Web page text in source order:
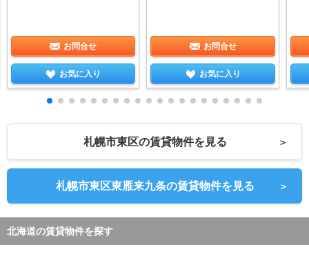
お問合せ
お気に入り
お問合せ
お気に入り
札幌市東区の賃貸物件を見る ＞
札幌市東区東雁来九条の賃貸物件を見る ＞
北海道の賃貸物件を探す